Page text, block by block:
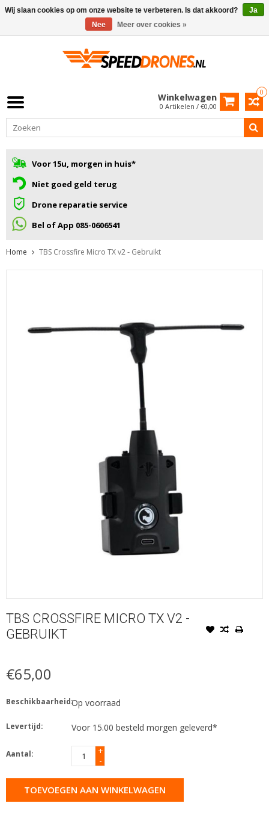
0
Winkelwagen
0 Artikelen / €0,00
Voor 15u, morgen in huis*
Niet goed geld terug
Drone reparatie service
Bel of App 085-0606541
Home TBS Crossfire Micro TX v2 - Gebruikt
TBS CROSSFIRE MICRO TX V2 -
GEBRUIKT
€65,00
Beschikbaarheid:Op voorraad
Levertijd: Voor 15.00 besteld morgen geleverd*
Aantal:
+
-
TOEVOEGEN AAN WINKELWAGEN
Wij slaan cookies op om onze website te verbeteren. Is dat akkoord?
Ja
Nee
Meer over cookies »